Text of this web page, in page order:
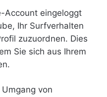
Account eingeloggt
Ihr Surfverhalten
zuzuordnen. Dies
Sie sich aus Ihrem
von